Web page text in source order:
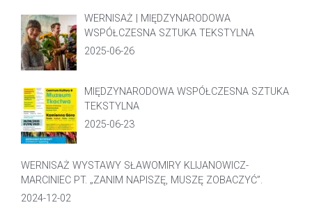
WERNISAŻ | MIĘDZYNARODOWA
WSPÓŁCZESNA SZTUKA TEKSTYLNA
2025-06-26
MIĘDZYNARODOWA WSPÓŁCZESNA SZTUKA
TEKSTYLNA
2025-06-23
WERNISAŻ WYSTAWY SŁAWOMIRY KLIJANOWICZ-
MARCINIEC PT. „ZANIM NAPISZĘ, MUSZĘ ZOBACZYĆ”.
2024-12-02